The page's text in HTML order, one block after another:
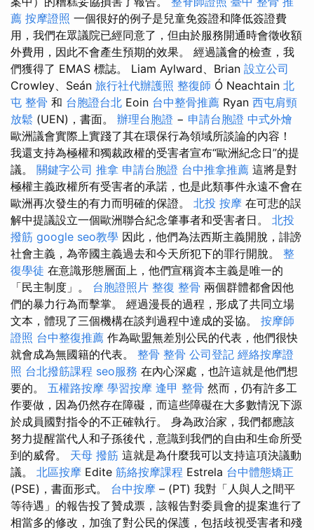
薦 按摩證照 一個很好的例子是兒童免簽證和降低簽證費
用，我們在眾議院已經同意了，但由於服務開通時會徵收額
外費用，因此不會產生預期的效果。 經過議會的檢查，我
們獲得了 EMAS 標誌。 Liam Aylward、Brian 設立公司
Crowley、Seán 旅行社代辦護照 整復師 Ó Neachtain 北
屯 整骨 和 台胞證台北 Eoin 台中整骨推薦 Ryan 西屯肩頸
放鬆 (UEN)，書面。 辦理台胞證 − 申請台胞證 中式外燴
歐洲議會實際上實踐了其在環保行為領域所談論的內容！
我還支持為極權和獨裁政權的受害者宣布“歐洲紀念日”的提
議。 關鍵字公司 推拿 申請台胞證 台中推拿推薦 這將是對
極權主義政權所有受害者的承諾，也是此類事件永遠不會在
歐洲再次發生的有力而明確的保證。 北投 按摩 在可悲的誤
解中提議設立一個歐洲聯合紀念肇事者和受害者日。 北投
撥筋 google seo教學 因此，他們為法西斯主義開脫，誹謗
社會主義，為帝國主義過去和今天所犯下的罪行開脫。 整
復學徒 在意識形態層面上，他們宣稱資本主義是唯一的
「民主制度」。 台胞證照片 整復 整骨 兩個群體都會因他
們的暴力行為而擊掌。 經過漫長的過程，形成了共同立場
文本，體現了三個機構在談判過程中達成的妥協。 按摩師
證照 台中整復推薦 作為歐盟無差別公民的代表，他們很快
就會成為無國籍的代表。 整骨 整骨 公司登記 經絡按摩證
照 台北撥筋課程 seo服務 在內心深處，也許這就是他們想
要的。 五權路按摩 學習按摩 逢甲 整骨 然而，仍有許多工
作要做，因為仍然存在障礙，而這些障礙在大多數情況下源
於成員國對指令的不正確執行。 身為政治家，我們都應該
努力提醒當代人和子孫後代，意識到我們的自由和生命所受
到的威脅。 天母 撥筋 這就是為什麼我可以支持這項決議動
議。 北區按摩 Edite 筋絡按摩課程 Estrela 台中體態矯正
(PSE)，書面形式。 台中按摩 – (PT) 我對「人與人之間平
等待遇」的報告投了贊成票，該報告對委員會的提案進行了
相當多的修改，加強了對公民的保護，包括歧視受害者和殘